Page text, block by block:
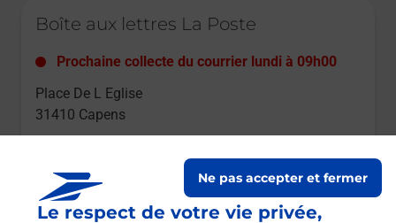
Le respect de votre vie privée,
Ne pas accepter et fermer
Boîte aux lettres La Poste
Prochaine collecte du courrier lundi à 09h00
Place De L Eglise
31410 Capens
Le lien s'ouvre dans un nouvel onglet